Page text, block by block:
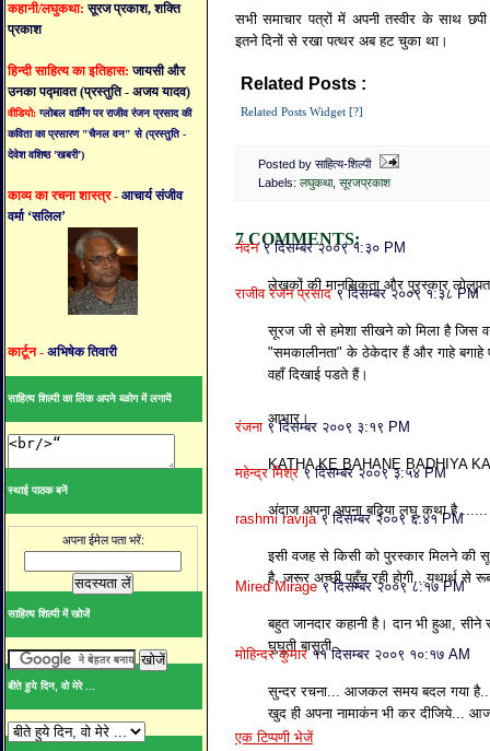
कहानी/लघुकथा:सूरज प्रकाश, शक्ति
प्रकाश
हिन्दी साहित्य का इतिहास:जायसी और
उनका पद्मावत (प्रस्तुति - अजय यादव)
वीडियो: ग्लोबल वार्मिंग पर राजीव रंजन प्रसाद की
कविता का प्रसारण "चैनल वन" से (प्रस्तुति -
देवेश वशिष्ठ ’खबरी’)
काव्य का रचना शास्त्र - आचार्य संजीव
वर्मा ‘सलिल’
कार्टून - अभिषेक तिवारी
साहित्य शिल्पी का लिंक अपने ब्ळोग में लगायें
स्थाई पाठक बनें
अपना ईमेल पता भरें:
साहित्य शिल्पी में खोजें
बीते हुये दिन, वो मेरे ...
सभी समाचार पत्रों में अपनी तस्वीर के साथ
इतने दिनों से रखा पत्थर अब हट चुका था।
Related Posts :
Related Posts Widget [?]
Posted by साहित्य-शिल्पी
Labels: लघुकथा, सूरजप्रकाश
7 COMMENTS:
नंदन ९ दिसम्बर २००९ १:३० PM
लेखकों की मानसिकता और पुरस्कार
राजीव रंजन प्रसाद ९ दिसम्बर २००९ १:३८ PM
सूरज जी से हमेशा सीखने को मिला है जिस
"समकालीनता" के ठेकेदार हैं और गाहे बगाहे
वहाँ दिखाई पडते हैं।
आभार।
रंजना ९ दिसम्बर २००९ ३:१९ PM
KATHA KE BAHANE BADHIYA
महेन्द्र मिश्र ९ दिसम्बर २००९ ३:५४ PM
अंदाज अपना अपना बढ़िया लघु कथा है ......
rashmi ravija ९ दिसम्बर २००९ ६:४१ PM
इसी वजह से किसी को पुरस्कार मिलने की
है..जरूर अच्छी पहुँच रही होगी...यथार्थ से
Mired Mirage ९ दिसम्बर २००९ ८:१७ PM
बहुत जानदार कहानी है। दान भी हुआ, सीने
घुघूती बासूती
मोहिन्दर कुमार ११ दिसम्बर २००९ १०:१७ AM
सुन्दर रचना... आजकल समय बदल गया
खुद ही अपना नामाकंन भी कर दीजिये...
एक टिप्पणी भेजें